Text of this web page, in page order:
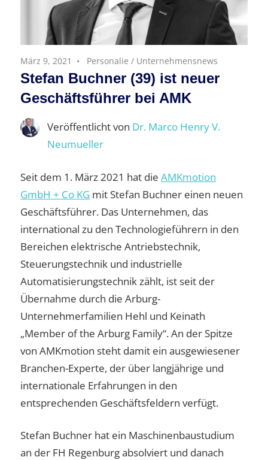
März 9, 2021 Personalie / Unternehmensnews
Stefan Buchner (39) ist neuer
Geschäftsführer bei AMK
Veröffentlicht von Dr. Marco Henry V.
Neumueller
Seit dem 1. März 2021 hat die AMKmotion
GmbH + Co KG mit Stefan Buchner einen neuen
Geschäftsführer. Das Unternehmen, das
international zu den Technologieführern in den
Bereichen elektrische Antriebstechnik,
Steuerungstechnik und industrielle
Automatisierungstechnik zählt, ist seit der
Übernahme durch die Arburg-
Unternehmerfamilien Hehl und Keinath
„Member of the Arburg Family“. An der Spitze
von AMKmotion steht damit ein ausgewiesener
Branchen-Experte, der über langjährige und
internationale Erfahrungen in den
entsprechenden Geschäftsfeldern verfügt.
Stefan Buchner hat ein Maschinenbaustudium
an der FH Regenburg absolviert und danach